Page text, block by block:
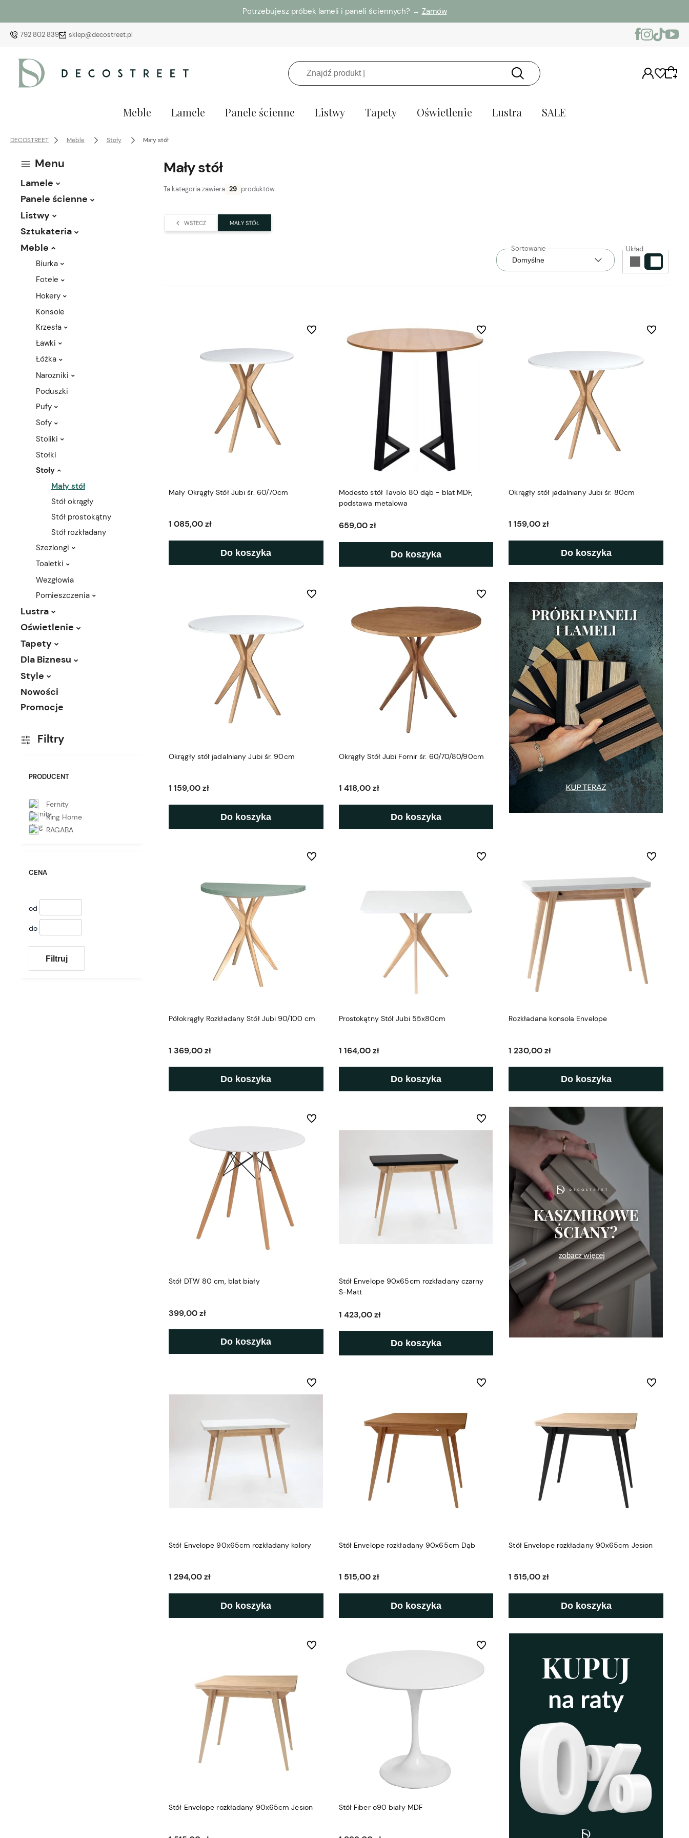
Potrzebujesz próbek lameli i paneli ściennych? → Zamów
792 802 839 sklep@decostreet.pl
Meble Lamele Panele ścienne Listwy Tapety Oświetlenie Lustra SALE
DECOSTREET Meble Stoły Mały stół
Menu
Lamele
Panele ścienne
Listwy
Sztukateria
Meble
Biurka
Fotele
Hokery
Konsole
Krzesła
Ławki
Łóżka
Narożniki
Poduszki
Pufy
Sofy
Stoliki
Stołki
Stoły
Mały stół
Stół okrągły
Stół prostokątny
Stół rozkładany
Szezlongi
Toaletki
Wezgłowia
Pomieszczenia
Lustra
Oświetlenie
Tapety
Dla Biznesu
Style
Nowości
Promocje
Filtry
PRODUCENT
Fernity
King Home
RAGABA
CENA
od
do
Filtruj
Mały stół
Ta kategoria zawiera 29 produktów
WSTECZ MAŁY STÓŁ
Układ
Mały Okrągły Stół Jubi śr. 60/70cm
1 085,00 zł
Do koszyka
Do ulubionych
Modesto stół Tavolo 80 dąb - blat MDF,
podstawa metalowa
659,00 zł
Do koszyka
Do ulubionych
Okrągły stół jadalniany Jubi śr. 80cm
1 159,00 zł
Do koszyka
Do ulubionych
Okrągły stół jadalniany Jubi śr. 90cm
1 159,00 zł
Do koszyka
Do ulubionych
Okrągły Stół Jubi Fornir śr. 60/70/80/90cm
1 418,00 zł
Do koszyka
Do ulubionych
Półokrągły Rozkładany Stół Jubi 90/100 cm
1 369,00 zł
Do koszyka
Do ulubionych
Prostokątny Stół Jubi 55x80cm
1 164,00 zł
Do koszyka
Do ulubionych
Rozkładana konsola Envelope
1 230,00 zł
Do koszyka
Do ulubionych
Stół DTW 80 cm, blat biały
399,00 zł
Do koszyka
Do ulubionych
Stół Envelope 90x65cm rozkładany czarny
S-Matt
1 423,00 zł
Do koszyka
Do ulubionych
Stół Envelope 90x65cm rozkładany kolory
1 294,00 zł
Do koszyka
Do ulubionych
Stół Envelope rozkładany 90x65cm Dąb
1 515,00 zł
Do koszyka
Do ulubionych
Stół Envelope rozkładany 90x65cm Jesion
1 515,00 zł
Do koszyka
Do ulubionych
Stół Envelope rozkładany 90x65cm Jesion
Do ulubionych
Stół Fiber o90 biały MDF
Do ulubionych